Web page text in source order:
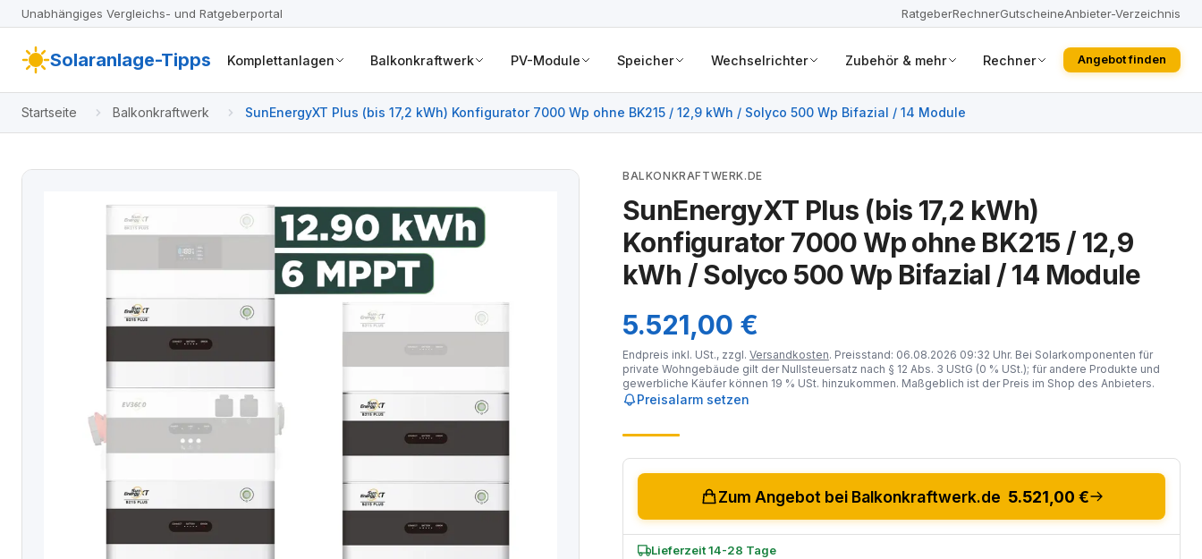
Unabhängiges Vergleichs- und Ratgeberportal RatgeberRechnerGutscheineAnbieter-Verzeichnis
Solaranlage-Tipps Komplettanlagen Balkonkraftwerk PV-Module Speicher Wechselrichter Zubehör & mehr Rechner Angebot finden
Startseite Balkonkraftwerk SunEnergyXT Plus (bis 17,2 kWh) Konfigurator 7000 Wp ohne BK215 / 12,9 kWh / Solyco 500 Wp Bifazial / 14 Module
BALKONKRAFTWERK.DE
SunEnergyXT Plus (bis 17,2 kWh)
Konfigurator 7000 Wp ohne BK215 / 12,9
kWh / Solyco 500 Wp Bifazial / 14 Module
5.521,00 €
Endpreis inkl. USt., zzgl. Versandkosten. Preisstand: 06.08.2026 09:32 Uhr. Bei Solarkomponenten für
private Wohngebäude gilt der Nullsteuersatz nach § 12 Abs. 3 UStG (0 % USt.); für andere Produkte und
gewerbliche Käufer können 19 % USt. hinzukommen. Maßgeblich ist der Preis im Shop des Anbieters.
Preisalarm setzen
Zum Angebot bei Balkonkraftwerk.de 5.521,00 €
Lieferzeit 14-28 Tage